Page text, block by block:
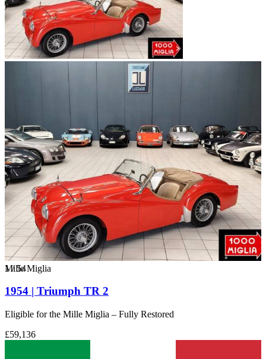
1/54
Mille Miglia
1954 | Triumph TR 2
Eligible for the Mille Miglia – Fully Restored
£59,136